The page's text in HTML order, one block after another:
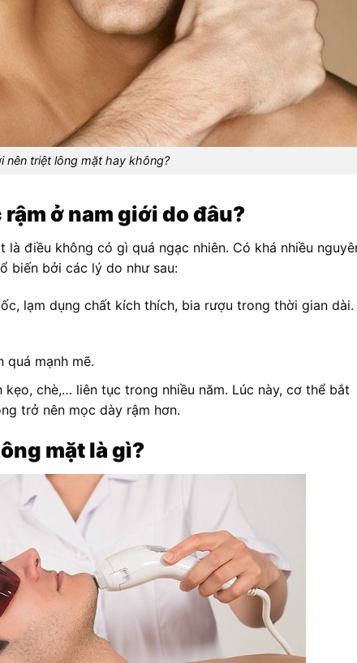
nên triệt lông mặt hay không?
ở nam giới do đâu?
là điều không có gì quá ngạc nhiên. Có khá nhiều
biến bởi các lý do như sau:
lạm dụng chất kích thích, bia rượu trong thời gian dài.
mạnh mẽ.
chè,… liên tục trong nhiều năm. Lúc này, cơ thể bắt
trở nên mọc dày rậm hơn.
mặt là gì?